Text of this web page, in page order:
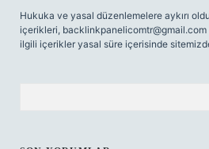
Hukuka ve yasal düzenlemelere aykırı
içerikleri, backlinkpanelicomtr@gmail.com
ilgili içerikler yasal süre içerisinde